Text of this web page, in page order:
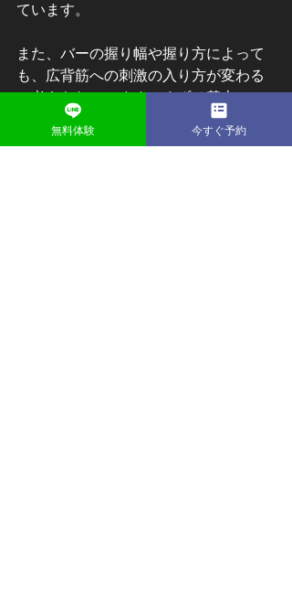
ています。
また、バーの握り幅や握り方によって
も、広背筋への刺激の入り方が変わる
と考えられています。まずは基本フォ
ームを身につけ、徐々にバリエーショ
ンを試す流れが無理のない進め方とさ
無料体験 今すぐ予約